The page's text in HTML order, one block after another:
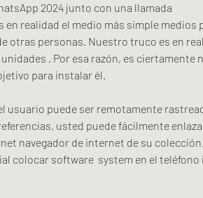
2024 junto con una llamada
en realidad el medio más simple medios
otras personas. Nuestro truco es en
. Por esa razón, es ciertamente
para instalar él.
usuario puede ser remotamente
usted puede fácilmente
navegador de internet de su
colocar software  system en el